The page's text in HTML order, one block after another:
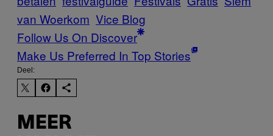
van Woerkom Vice Blog
Follow Us On Discover
Make Us Preferred In Top Stories
Deel:
MEER